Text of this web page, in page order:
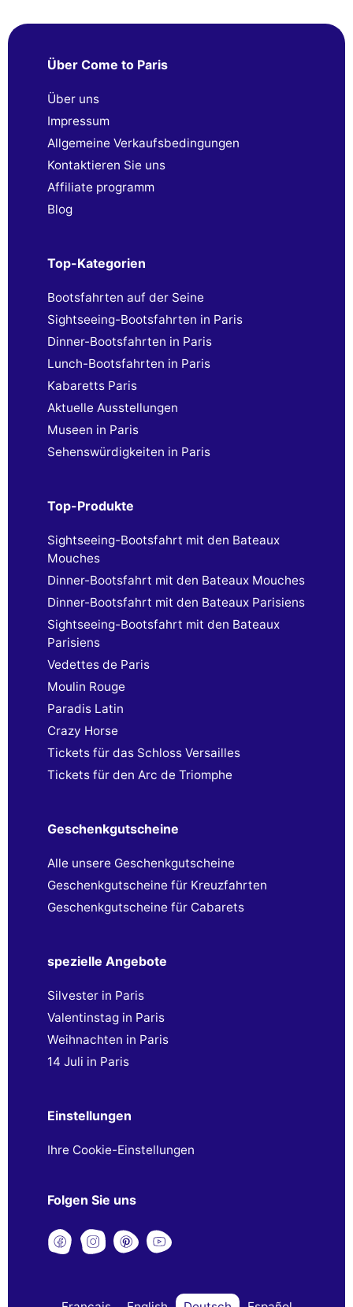
Über Come to Paris
Über uns
Impressum
Allgemeine Verkaufsbedingungen
Kontaktieren Sie uns
Affiliate programm
Blog
Top-Kategorien
Bootsfahrten auf der Seine
Sightseeing-Bootsfahrten in Paris
Dinner-Bootsfahrten in Paris
Lunch-Bootsfahrten in Paris
Kabaretts Paris
Aktuelle Ausstellungen
Museen in Paris
Sehenswürdigkeiten in Paris
Top-Produkte
Sightseeing-Bootsfahrt mit den Bateaux
Mouches
Dinner-Bootsfahrt mit den Bateaux Mouches
Dinner-Bootsfahrt mit den Bateaux Parisiens
Sightseeing-Bootsfahrt mit den Bateaux
Parisiens
Vedettes de Paris
Moulin Rouge
Paradis Latin
Crazy Horse
Tickets für das Schloss Versailles
Tickets für den Arc de Triomphe
Geschenkgutscheine
Alle unsere Geschenkgutscheine
Geschenkgutscheine für Kreuzfahrten
Geschenkgutscheine für Cabarets
spezielle Angebote
Silvester in Paris
Valentinstag in Paris
Weihnachten in Paris
14 Juli in Paris
Einstellungen
Ihre Cookie-Einstellungen
Folgen Sie uns